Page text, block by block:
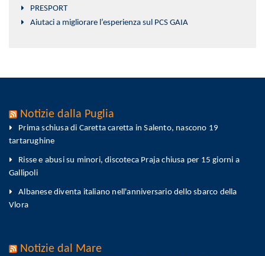
PRESPORT
Aiutaci a migliorare l’esperienza sul PCS GAIA
Notizie dalla Puglia
Prima schiusa di Caretta caretta in Salento, nascono 19
tartarughine
Risse e abusi su minori, discoteca Praja chiusa per 15 giorni a
Gallipoli
Albanese diventa italiano nell'anniversario dello sbarco della
Vlora
Notizie dal Mare